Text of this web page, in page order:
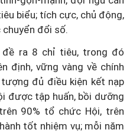
biểu; tích cực, chủ động,
đổi số.
ra 8 chỉ tiêu, trong đó
định, vững vàng về chính
đủ điều kiện kết nạp
được tập huấn, bồi dưỡng
90% tổ chức Hội, trên
tốt nhiệm vụ; mỗi năm